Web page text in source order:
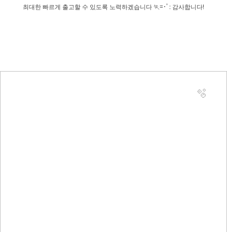
최대한 빠르게 출고할 수 있도록 노력하겠습니다 🏃=･ﾟ: 감사합니다!